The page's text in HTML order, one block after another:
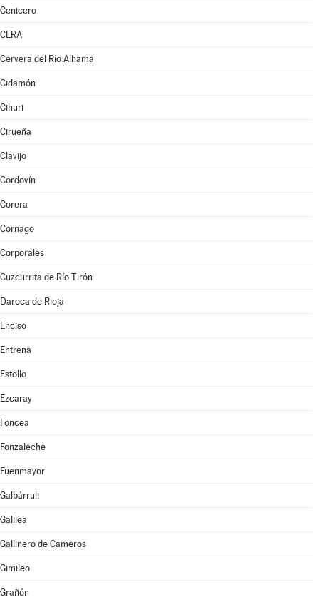
Cenicero
CERA
Cervera del Río Alhama
Cidamón
Cihuri
Cirueña
Clavijo
Cordovín
Corera
Cornago
Corporales
Cuzcurrita de Río Tirón
Daroca de Rioja
Enciso
Entrena
Estollo
Ezcaray
Foncea
Fonzaleche
Fuenmayor
Galbárruli
Galilea
Gallinero de Cameros
Gimileo
Grañón